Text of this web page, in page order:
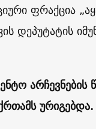
ფრაქცია
დეპუტატის
არჩევნების
ურიგებდა.